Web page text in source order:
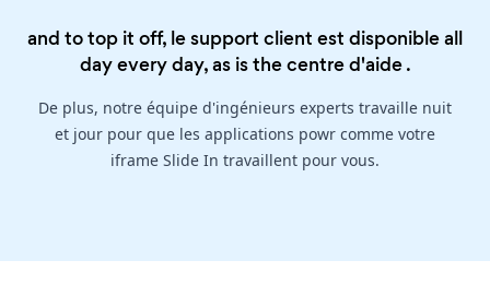
and to top it off, le support client est disponible all
day every day, as is thecentre d'aide.
De plus, notre équipe d'ingénieurs experts travaille nuit
et jour pour que les applications powr comme votre
iframe Slide In travaillent pour vous.